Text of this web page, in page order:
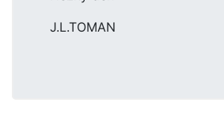
J.L.TOMAN